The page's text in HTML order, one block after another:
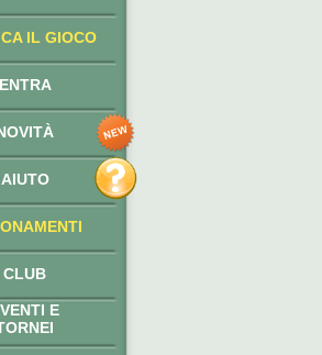
IL GIOCO
ENTRA
AIUTO
CLUB
E